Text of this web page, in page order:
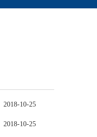
2018-10-25
2018-10-25